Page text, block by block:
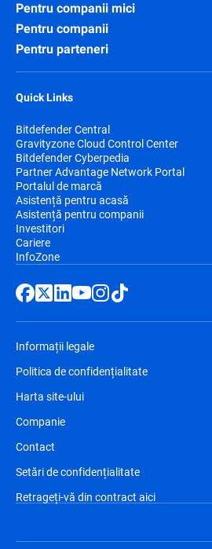
Pentru companii mici
Pentru companii
Pentru parteneri
Quick Links
Bitdefender Central
Gravityzone Cloud Control Center
Bitdefender Cyberpedia
Partner Advantage Network Portal
Portalul de marcă
Asistență pentru acasă
Asistență pentru companii
Investitori
Cariere
InfoZone
Informații legale
Politica de confidențialitate
Harta site-ului
Companie
Contact
Setări de confidențialitate
Retrageți-vă din contract aici